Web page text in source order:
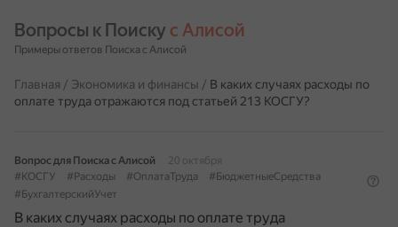
Вопросы к Поиску с Алисой
Примеры ответов Поиска с Алисой
Главная / Экономика и финансы / В каких случаях расходы по
оплате труда отражаются под статьей 213 КОСГУ?
Вопрос для Поиска с Алисой
20 октября
#КОСГУ
#Расходы #ОплатаТруда
#БюджетныеСредства
#БухгалтерскийУчет
В каких случаях расходы по оплате труда